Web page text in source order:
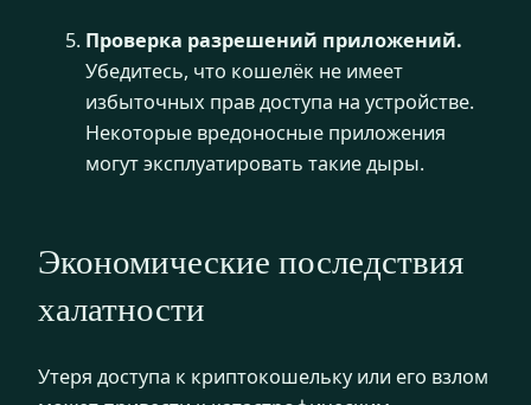
Проверка разрешений приложений.
Убедитесь, что кошелёк не имеет
избыточных прав доступа на устройстве.
Некоторые вредоносные приложения
могут эксплуатировать такие дыры.
Экономические последствия
халатности
Утеря доступа к криптокошельку или его взлом